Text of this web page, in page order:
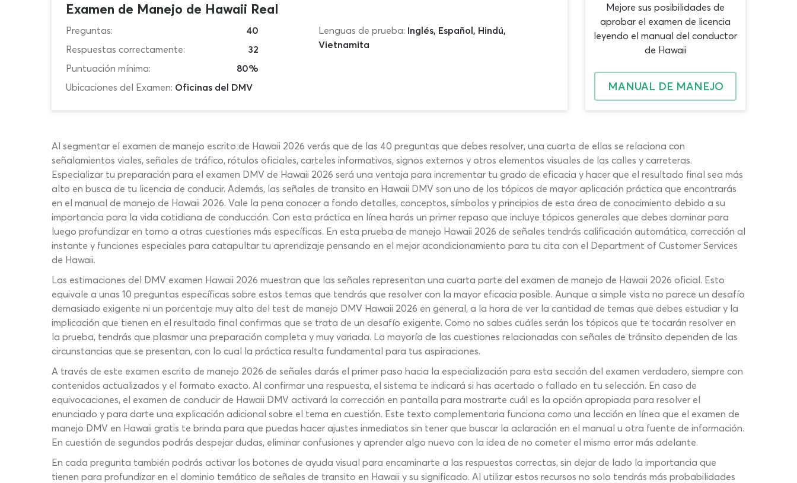
Examen de Manejo de Hawaii Real
Preguntas:
40
Respuestas correctamente:
32
Puntuación mínima:
80%
Ubicaciones del Examen: Oficinas del DMV
Lenguas de prueba: Inglés, Español, Hindú,
Vietnamita
Mejore sus posibilidades de
aprobar el examen de licencia
leyendo el manual del conductor
de Hawaii
MANUAL DE MANEJO
Al segmentar el examen de manejo escrito de Hawaii 2026 verás que de las 40 preguntas que debes resolver, una cuarta de ellas se relaciona con
señalamientos viales, señales de tráfico, rótulos oficiales, carteles informativos, signos externos y otros elementos visuales de las calles y carreteras.
Especializar tu preparación para el examen DMV de Hawaii 2026 será una ventaja para incrementar tu grado de eficacia y hacer que el resultado final sea más
alto en busca de tu licencia de conducir. Además, las señales de transito en Hawaii DMV son uno de los tópicos de mayor aplicación práctica que encontrarás
en el manual de manejo de Hawaii 2026. Vale la pena conocer a fondo detalles, conceptos, símbolos y principios de esta área de conocimiento debido a su
importancia para la vida cotidiana de conducción. Con esta práctica en línea harás un primer repaso que incluye tópicos generales que debes dominar para
luego profundizar en torno a otras cuestiones más específicas. En esta prueba de manejo Hawaii 2026 de señales tendrás calificación automática, corrección al
instante y funciones especiales para catapultar tu aprendizaje pensando en el mejor acondicionamiento para tu cita con el Department of Customer Services
de Hawaii.
Las estimaciones del DMV examen Hawaii 2026 muestran que las señales representan una cuarta parte del examen de manejo de Hawaii 2026 oficial. Esto
equivale a unas 10 preguntas específicas sobre estos temas que tendrás que resolver con la mayor eficacia posible. Aunque a simple vista no parece un desafío
demasiado exigente ni un porcentaje muy alto del test de manejo DMV Hawaii 2026 en general, a la hora de ver la cantidad de temas que debes estudiar y la
implicación que tienen en el resultado final confirmas que se trata de un desafío exigente. Como no sabes cuáles serán los tópicos que te tocarán resolver en
la prueba, tendrás que plasmar una preparación completa y muy variada. La mayoría de las cuestiones relacionadas con señales de tránsito dependen de las
circunstancias que se presentan, con lo cual la práctica resulta fundamental para tus aspiraciones.
A través de este examen escrito de manejo 2026 de señales darás el primer paso hacia la especialización para esta sección del examen verdadero, siempre con
contenidos actualizados y el formato exacto. Al confirmar una respuesta, el sistema te indicará si has acertado o fallado en tu selección. En caso de
equivocaciones, el examen de conducir de Hawaii DMV activará la corrección en pantalla para mostrarte cuál es la opción apropiada para resolver el
enunciado y para darte una explicación adicional sobre el tema en cuestión. Este texto complementaria funciona como una lección en línea que el examen de
manejo DMV en Hawaii gratis te brinda para que puedas hacer ajustes inmediatos sin tener que buscar la aclaración en el manual u otra fuente de información.
En cuestión de segundos podrás despejar dudas, eliminar confusiones y aprender algo nuevo con la idea de no cometer el mismo error más adelante.
En cada pregunta también podrás activar los botones de ayuda visual para encaminarte a las respuestas correctas, sin dejar de lado la importancia que
tienen para profundizar en el dominio temático de señales de transito en Hawaii y su significado. Al utilizar estos recursos no solo tendrás más probabilidades